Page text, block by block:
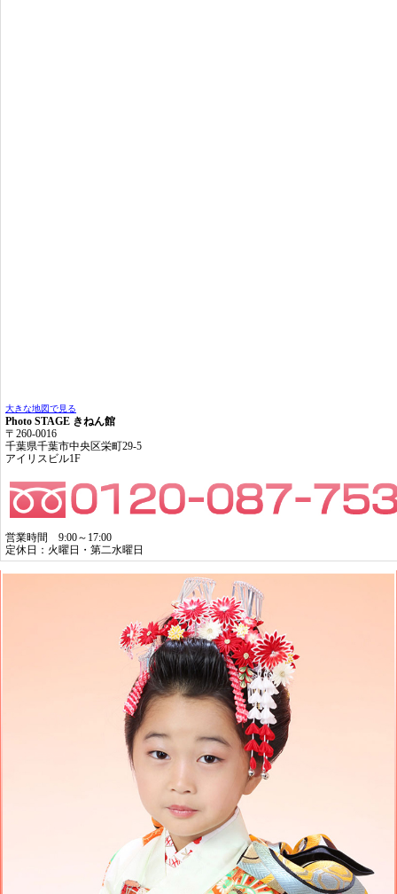
大きな地図で見る
Photo STAGE きねん館
〒260-0016
千葉県千葉市中央区栄町29-5
アイリスビル1F
営業時間 9:00～17:00
定休日：火曜日・第二水曜日